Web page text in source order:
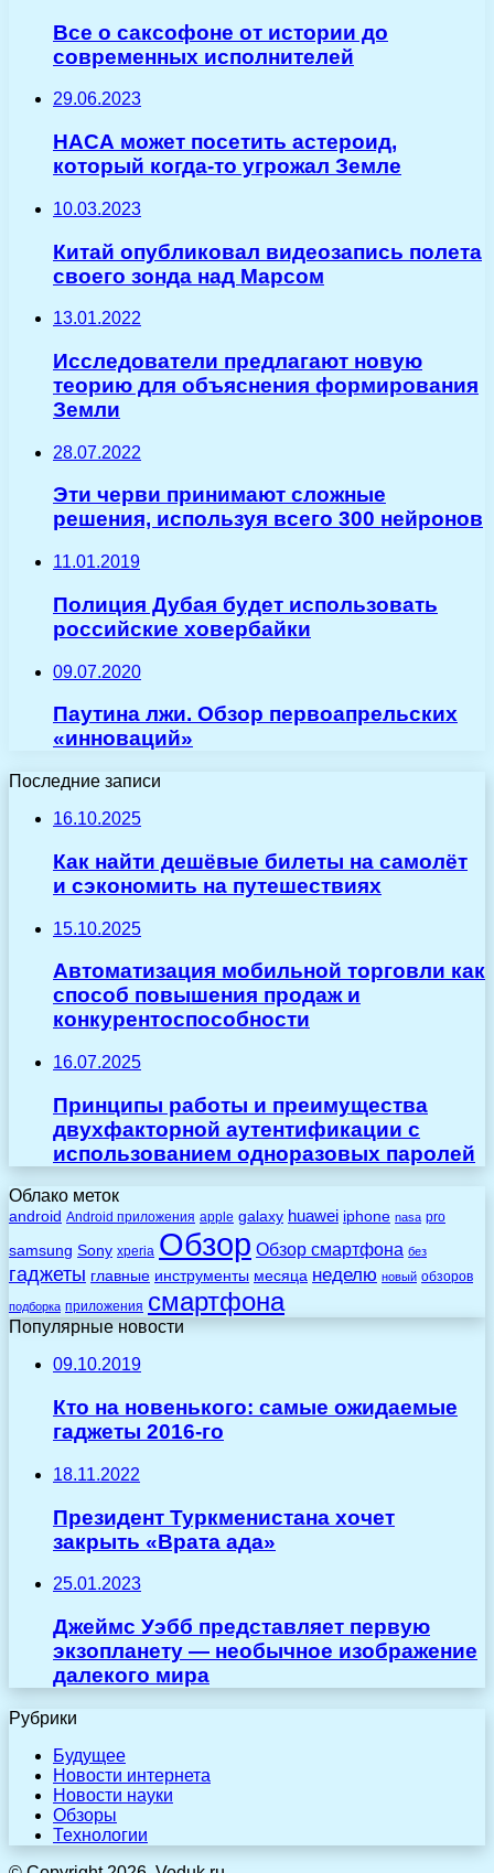
Все о саксофоне от истории до
современных исполнителей
29.06.2023
НАСА может посетить астероид,
который когда-то угрожал Земле
10.03.2023
Китай опубликовал видеозапись полета
своего зонда над Марсом
13.01.2022
Исследователи предлагают новую
теорию для объяснения формирования
Земли
28.07.2022
Эти черви принимают сложные
решения, используя всего 300 нейронов
11.01.2019
Полиция Дубая будет использовать
российские ховербайки
09.07.2020
Паутина лжи. Обзор первоапрельских
«инноваций»
Последние записи
16.10.2025
Как найти дешёвые билеты на самолёт
и сэкономить на путешествиях
15.10.2025
Автоматизация мобильной торговли как
способ повышения продаж и
конкурентоспособности
16.07.2025
Принципы работы и преимущества
двухфакторной аутентификации с
использованием одноразовых паролей
Облако меток
android Android приложения apple galaxy huawei iphone nasa pro
samsung Sony xperia Обзор Обзор смартфона без
гаджеты главные инструменты месяца неделю новый обзоров
подборка приложения смартфона
Популярные новости
09.10.2019
Кто на новенького: самые ожидаемые
гаджеты 2016-го
18.11.2022
Президент Туркменистана хочет
закрыть «Врата ада»
25.01.2023
Джеймс Уэбб представляет первую
экзопланету — необычное изображение
далекого мира
Рубрики
Будущее
Новости интернета
Новости науки
Обзоры
Технологии